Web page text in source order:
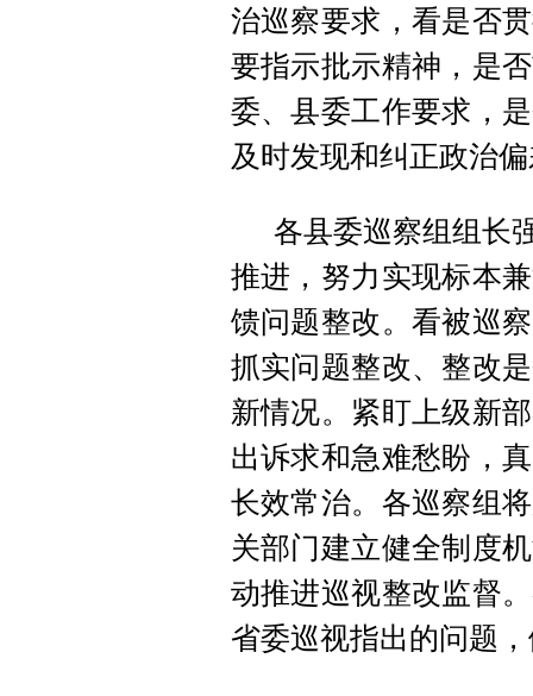
治巡察要求，看是否
要指示批示精神，是
委、县委工作要求，
及时发现和纠正政治
各县委巡察组组长
推进，努力实现标本
馈问题整改。看被巡
抓实问题整改、整改
新情况。紧盯上级新
出诉求和急难愁盼，
长效常治。各巡察组
关部门建立健全制度
动推进巡视整改监督
省委巡视指出的问题